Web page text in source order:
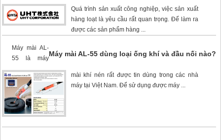
Quá trình sản xuất công nghiệp, việc sản xuất
hàng loạt là yêu cầu rất quan trọng. Để làm ra
được các sản phẩm hàng ...
Máy mài AL-55 dùng loại ống khí và đầu nối nào?
Máy mài AL-
55 là máy
mài khí nén rất được tin dùng trong các nhà
máy tại Việt Nam. Để sử dụng được máy ...